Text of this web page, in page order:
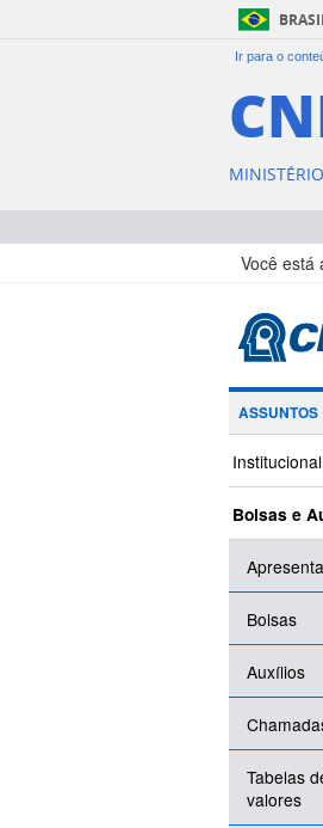
Ir para o
Você está
ASSUNTOS
Institucional
Bolsas e
Bolsas
Auxílios
Tabelas
valores